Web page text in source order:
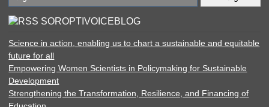
efter:
SOROPTIVOICEBLOG
Science in action, enabling us to chart a sustainable and equitable
future for all
Empowering Women Scientists in Policymaking for Sustainable
Development
Strengthening the Transformation, Resilience, and Financing of